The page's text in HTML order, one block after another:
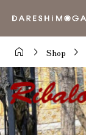
  Shop 